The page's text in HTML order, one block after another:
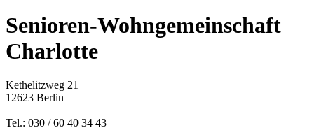
Senioren-Wohngemeinschaft
Charlotte
Kethelitzweg 21
12623 Berlin
Tel.: 030 / 60 40 34 43